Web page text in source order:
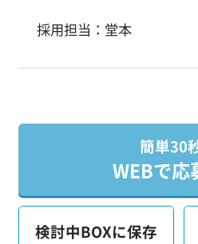
採用担当：堂本
検討中BOXに保存
簡単30
WEBで応